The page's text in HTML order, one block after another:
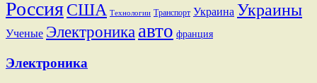
РоссияСША Технологии Транспорт Украина Украины
Ученые Электроника авто франция
Электроника